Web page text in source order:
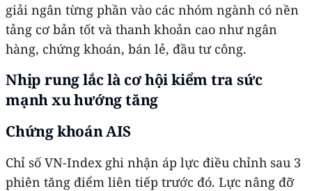
giải ngân từng phần vào các nhóm ngành có nền
tảng cơ bản tốt và thanh khoản cao như ngân
hàng, chứng khoán, bán lẻ, đầu tư công.
Nhịp rung lắc là cơ hội kiểm tra sức
mạnh xu hướng tăng
Chứng khoán AIS
Chỉ số VN-Index ghi nhận áp lực điều chỉnh sau 3
phiên tăng điểm liên tiếp trước đó. Lực nâng đỡ